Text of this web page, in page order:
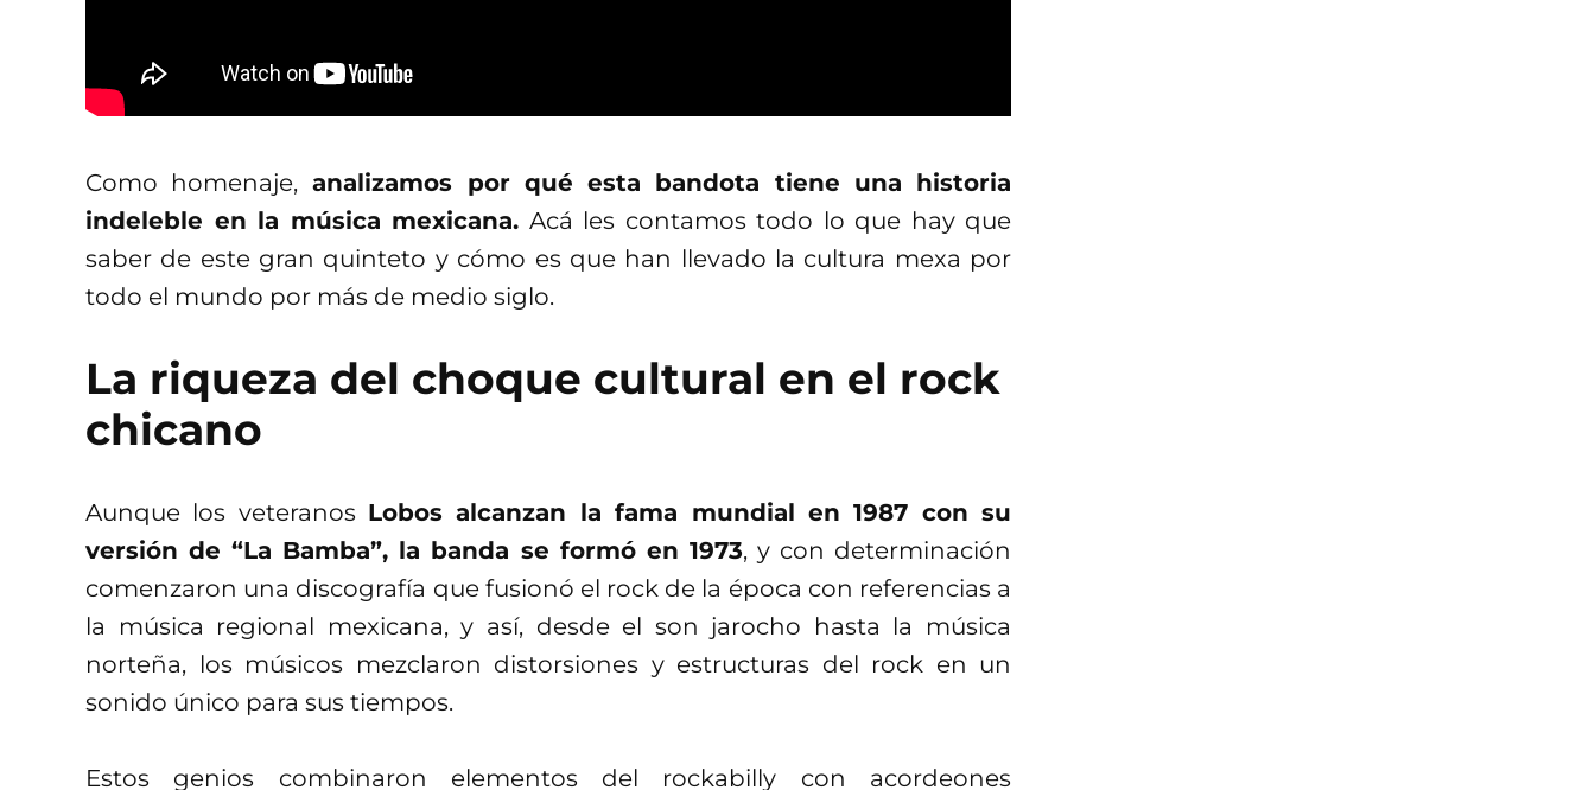
Como homenaje, analizamos por qué esta bandota tiene una historia
indeleble en la música mexicana. Acá les contamos todo lo que hay que
saber de este gran quinteto y cómo es que han llevado la cultura mexa por
todo el mundo por más de medio siglo.
La riqueza del choque cultural en el rock
chicano
Aunque los veteranos Lobos alcanzan la fama mundial en 1987 con su
versión de “La Bamba”, la banda se formó en 1973, y con determinación
comenzaron una discografía que fusionó el rock de la época con referencias a
la música regional mexicana, y así, desde el son jarocho hasta la música
norteña, los músicos mezclaron distorsiones y estructuras del rock en un
sonido único para sus tiempos.
Estos genios combinaron elementos del rockabilly con acordeones